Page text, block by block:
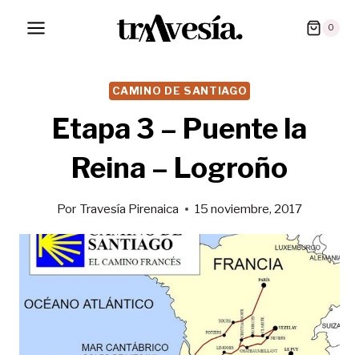
0
CAMINO DE SANTIAGO
Etapa 3 – Puente la
Reina – Logroño
Por Travesía Pirenaica 15 noviembre, 2017